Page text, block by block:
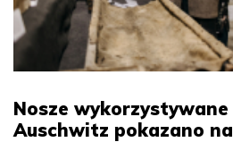
Nosze
Auschwitz pokazano